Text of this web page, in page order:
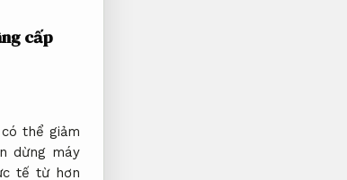
cấp
thể giảm
dừng máy
tế từ hơn